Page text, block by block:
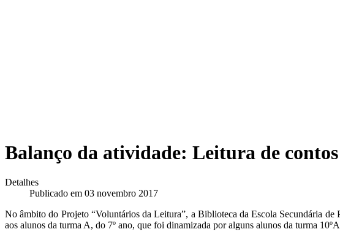
Balanço da atividade: Leitura de
Detalhes
Publicado em 03 novembro 2017
No âmbito do Projeto “Voluntários da Leitura”, a Biblioteca da Escola Secundária
aos alunos da turma A, do 7º ano, que foi dinamizada por alguns alunos da turma